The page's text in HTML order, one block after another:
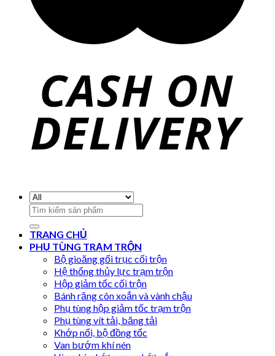
Search
for:
TRANG CHỦ
PHỤ TÙNG TRẠM TRỘN
Bộ gioăng gối trục cối trộn
Hệ thống thủy lực trạm trộn
Hộp giảm tốc cối trộn
Bánh răng côn xoắn và vành chậu
Phụ tùng hộp giảm tốc trạm trộn
Phụ tùng vít tải, băng tải
Khớp nối, bộ đồng tốc
Van bướm khí nén